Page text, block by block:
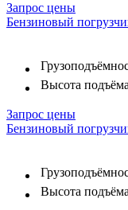
Запрос цены
Бензиновый
Высота
Запрос цены
Бензиновый
Высота